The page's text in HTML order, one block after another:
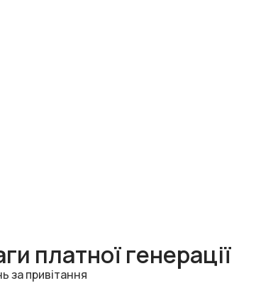
платної генерації
за привітання